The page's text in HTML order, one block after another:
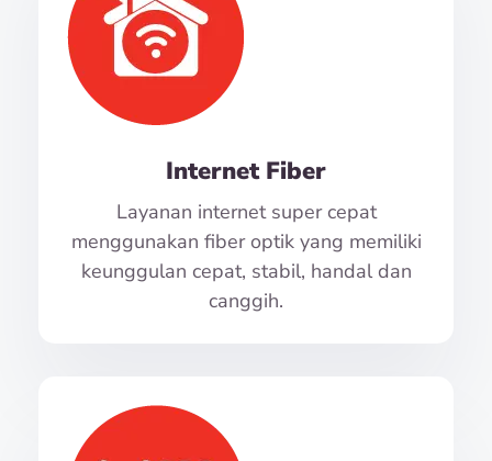
Internet Fiber
Layanan internet super cepat
menggunakan fiber optik yang memiliki
keunggulan cepat, stabil, handal dan
canggih.